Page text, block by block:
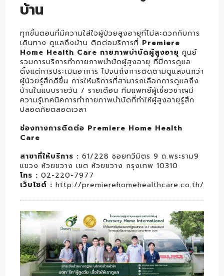
บ้าน
ทุกขั้นตอนที่มีความใส่ใจผู้ป่วยสูงอายุที่ไม่สะดวกกับการ
เดินทาง ดูแลถึงบ้าน ติดต่อบริการที่ Premiere
Home Health Care กายภาพบำบัดผู้สูงอายุ ศูนย์
รวมการบริการทำกายภาพบำบัดผู้สูงอายุ ที่มีการดูแล
ตั้งแต่การประเมินอาการ ไปจนถึงการติดตามดูแลจนกว่า
ผู้ป่วยรู้สึกดีขึ้น การให้บริการที่สามารถเลือกการดูแลถึง
บ้านในแบบรายวัน / รายเดือน ทีมแพทย์ผู้เชี่ยวชาญมี
ความรู้เทคนิคการทำกายภาพบำบัดที่ทำให้ผู้สูงอายุรู้สึก
ปลอดภัยตลอดเวลา
ช่องทางการติดต่อ Premiere Home Health
Care
สาขาที่ให้บริการ : 61/228 ซอยทวีมิตร 9 ถ.พระราม9
แขวง ห้วยขวาง เขต ห้วยขวาง กรุงเทพ 10310
โทร : 02-220-7977
เว็บไซต์ : http://premierehomehealthcare.co.th/